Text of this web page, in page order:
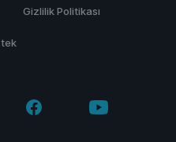
Gizlilik Politikası